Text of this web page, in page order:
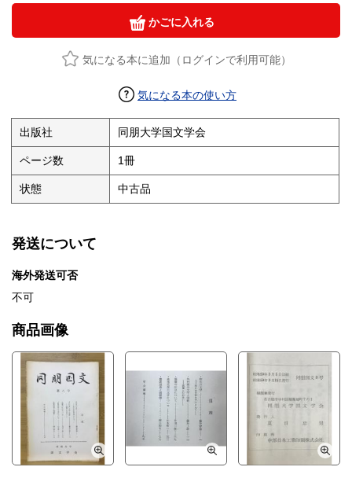
かごに入れる
気になる本に追加（ログインで利用可能）
気になる本の使い方
出版社 同朋大学国文学会
ページ数 1冊
状態 中古品
発送について
海外発送可否
不可
商品画像